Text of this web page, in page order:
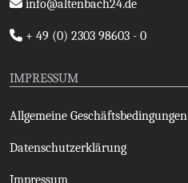
info@altenbach24.de
+ 49 (0) 2303 98603 - 0
IMPRESSUM
Allgemeine Geschäftsbedingungen
Datenschutzerklärung
Impressum